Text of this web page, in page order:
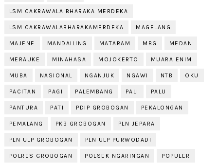
LSM CAKRAWALA BHARAKA MERDEKA
LSM CAKRAWALABHARAKAMERDEKA MAGELANG
MAJENE MANDAILING MATARAM MBG MEDAN
MERAUKE MINAHASA MOJOKERTO MUARA ENIM
MUBA NASIONAL NGANJUK NGAWI NTB OKU
PACITAN PAGI PALEMBANG PALI PALU
PANTURA PATI PDIP GROBOGAN PEKALONGAN
PEMALANG PKB GROBOGAN PLN JEPARA
PLN ULP GROBOGAN PLN ULP PURWODADI
POLRES GROBOGAN POLSEK NGARINGAN POPULER